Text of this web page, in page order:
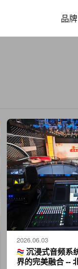
品
2026.06.03
沉浸式音频系
界的完美融合 --